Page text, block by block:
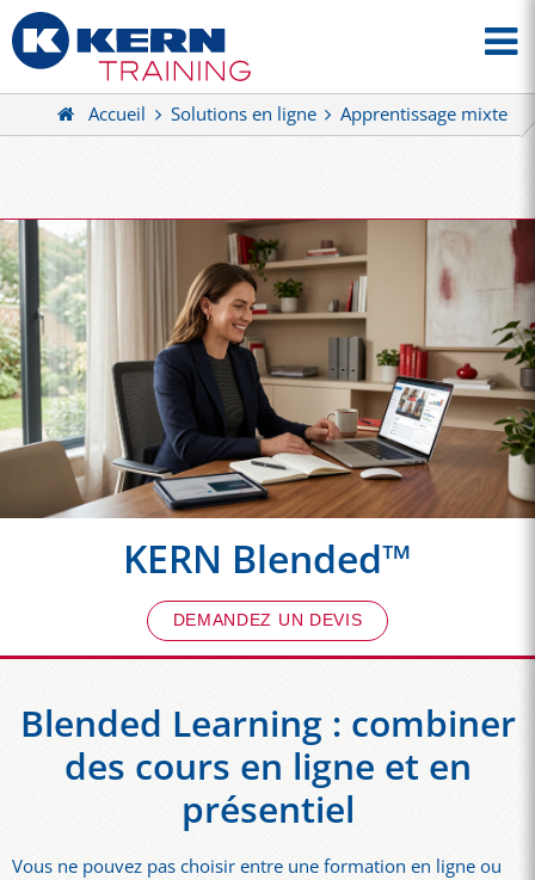
Accueil Solutions en ligne Apprentissage mixte
KERN Blended™
DEMANDEZ UN DEVIS
Blended Learning : combiner
des cours en ligne et en
présentiel
Vous ne pouvez pas choisir entre une formation en ligne ou